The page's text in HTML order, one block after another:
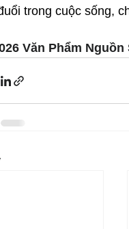
trong cuộc sống,
Văn Phẩm